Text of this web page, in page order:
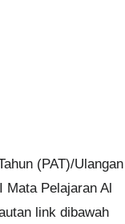
(PAT)/Ulangan
Mata Pelajaran Al
link dibawah